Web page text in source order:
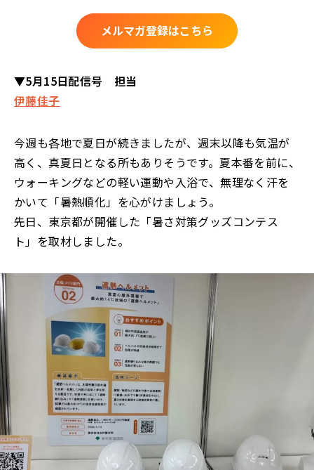
メルマガ登録はこちら
▼5月15日配信号 担当
伊藤佳子
今週も各地で夏日が続きましたが、週末以降も気温が
高く、真夏日となる所もありそうです。夏本番を前に、
ウォーキングなどの軽い運動や入浴で、無理なく汗を
かいて「暑熱順化」を心がけましょう。
先日、東京都が開催した「暑さ対策グッズコンテス
ト」を取材しました。